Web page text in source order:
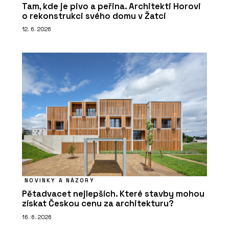
Tam, kde je pivo a peřina. Architekti Horovi
o rekonstrukci svého domu v Žatci
12. 6. 2026
NOVINKY A NÁZORY
Pětadvacet nejlepších. Které stavby mohou
získat Českou cenu za architekturu?
16. 6. 2026